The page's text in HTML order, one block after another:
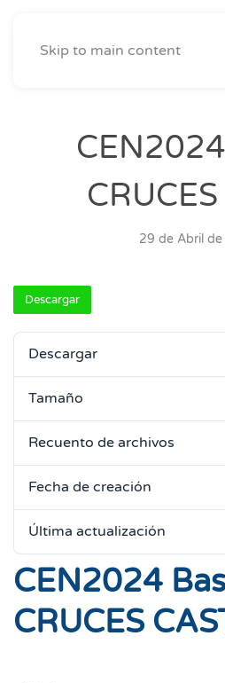
Skip to main content
29 de Abril
Descargar
Descargar
Tamaño
Recuento de archivos
Fecha de creación
Última actualización
CEN2024
CRUCES